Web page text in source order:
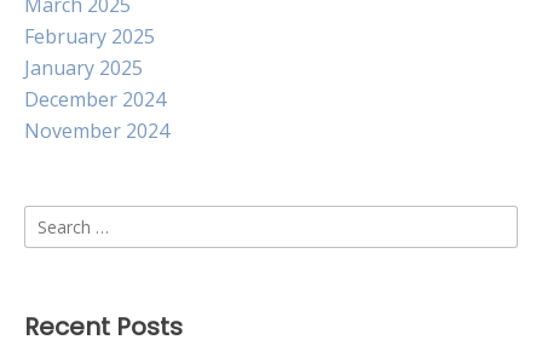
February 2025
January 2025
December 2024
November 2024
Search
for:
Recent Posts